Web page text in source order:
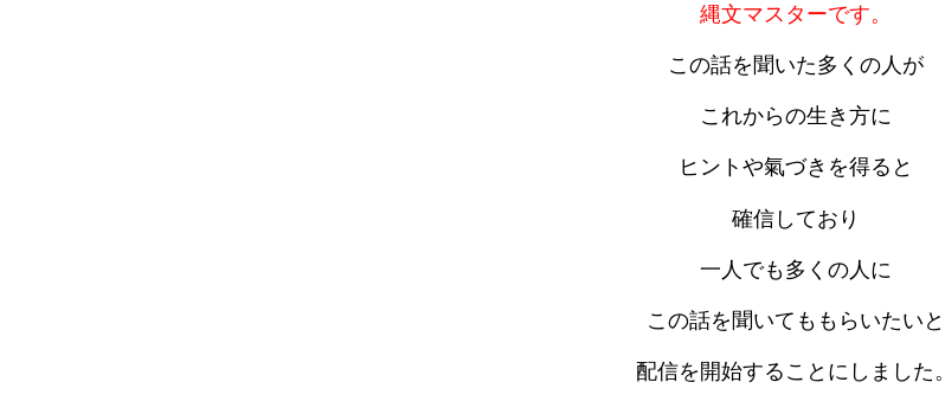
縄文マスターです。
この話を聞いた多くの人が
これからの生き方に
ヒントや氣づきを得ると
確信しており
一人でも多くの人に
この話を聞いてももらいたいと
配信を開始することにしました。